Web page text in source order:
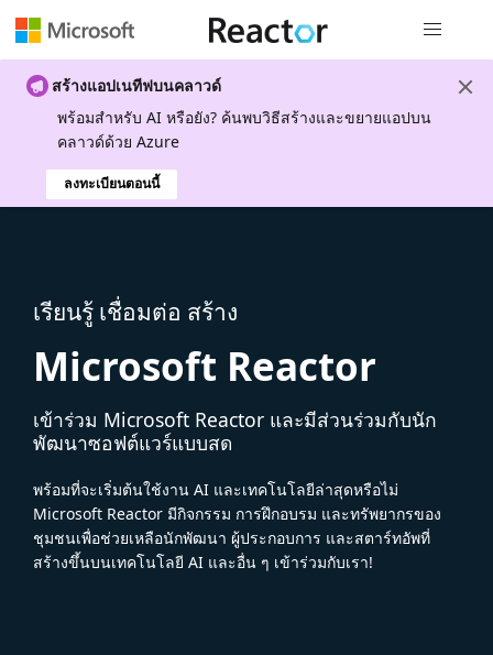
สร้างแอปเนทีฟบนคลาวด์
พร้อมสําหรับ AI หรือยัง? ค้นพบวิธีสร้างและขยายแอปบน
คลาวด์ด้วย Azure
ลงทะเบียนตอนนี้
เรียนรู้ เชื่อมต่อ สร้าง
Microsoft Reactor
เข้าร่วม Microsoft Reactor และมีส่วนร่วมกับนัก
พัฒนาซอฟต์แวร์แบบสด
พร้อมที่จะเริ่มต้นใช้งาน AI และเทคโนโลยีล่าสุดหรือไม่
Microsoft Reactor มีกิจกรรม การฝึกอบรม และทรัพยากรของ
ชุมชนเพื่อช่วยเหลือนักพัฒนา ผู้ประกอบการ และสตาร์ทอัพที่
สร้างขึ้นบนเทคโนโลยี AI และอื่น ๆ เข้าร่วมกับเรา!